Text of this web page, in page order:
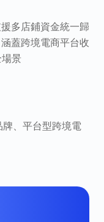
多店鋪資金統一歸
蓋跨境電商平台收
景
、平台型跨境電